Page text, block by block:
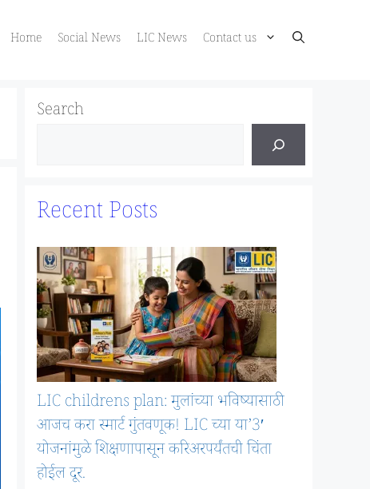
Home Social News LIC News Contact us
Search
Recent Posts
LIC childrens plan: मुलांच्या भविष्यासाठी
आजच करा स्मार्ट गुंतवणूक! LIC च्या या’3′
योजनांमुळे शिक्षणापासून करिअरपर्यंतची चिंता
होईल दूर.